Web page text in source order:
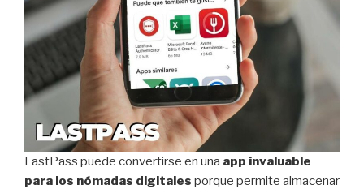
LastPass puede convertirse en una app invaluable
para los nómadas digitales porque permite almacenar